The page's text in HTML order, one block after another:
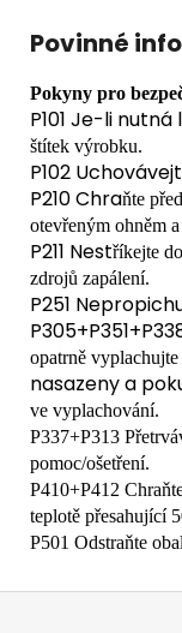
Povinné
Pokyny pro bezpe
P101 Je-li nutná
štítek výrobku.
P102
P210 Chraňte př
otevřeným ohněm
P211 Nestříkejte
zdrojů zapálení.
P251
opatrně
nasazeny a
ve vyplachování.
P337+P313
pomoc/ošetření.
P410+P412
teplotě přesahující
P501 Odstraňte
Z